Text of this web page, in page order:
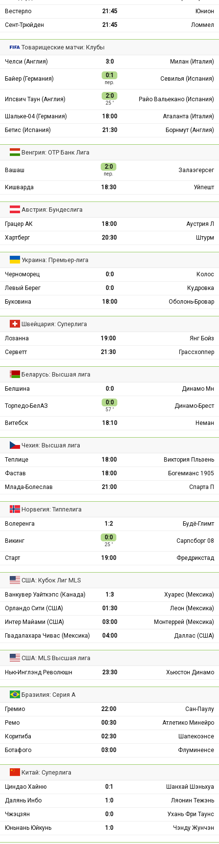
Вестерло
21:45
Юнион
Сент-Трюйден
21:45 Ломмел
Товарищеские матчи: Клубы
Челси (Англия) 3:0 Милан (Италия)
Байер (Германия) 0:1
пер.
Севилья (Испания)
Ипсвич Таун (Англия) 2:0
25 ′
Райо Вальекано (Испания)
Шальке-04 (Германия) 18:00
Аталанта (Италия)
Бетис (Испания)
21:30 Борнмут (Англия)
Венгрия: ОТР Банк Лига
Вашаш 2:0
пер.
Залаэгерсег
Кишварда 18:30 Уйпешт
Австрия: Бундеслига
Грацер АК 18:00
Аустрия Л
Хартберг
20:30 Штурм
Украина: Премьер-лига
Черноморец 0:0
Колос
Левый Берег
0:0
Кудровка
Буковина
18:00 Оболонь-Бровар
Швейцария: Суперлига
Лозанна 19:00
Янг Бойз
Серветт
21:30 Грассхоппер
Беларусь: Высшая лига
Белшина 0:0 Динамо Мн
Торпедо-БелАЗ 0:0
57 ′
Динамо-Брест
Витебск 18:10 Неман
Чехия: Высшая лига
Теплице 18:00
Виктория Пльзень
Фастав
18:00
Богемианс 1905
Млада-Болеслав
21:00 Спарта П
Норвегия: Типпелига
Волеренга 1:2 Будё-Глимт
Викинг 0:0
25 ′
Сарпсборг 08
Старт 19:00 Фредрикстад
США: Кубок Лиг MLS
Ванкувер Уайткэпс (Канада) 1:3
Хуарес (Мексика)
Орландо Сити (США)
01:30
Леон (Мексика)
Интер Майами (США)
03:00
Монтеррей (Мексика)
Гвадалахара Чивас (Мексика)
04:00 Даллас (США)
США: MLS Высшая лига
Нью-Инглэнд Революшн 23:30 Хьюстон Динамо
Бразилия: Серия А
Гремио 22:00
Сан-Паулу
Ремо
00:30
Атлетико Минейро
Коритиба
02:30
Шапекоэнсе
Ботафого
03:00 Флуминенсе
Китай: Суперлига
Циндао Хайню 0:1
Шанхай Шэньхуа
Далянь Инбо
1:0
Ляонин Тежэнь
Чжэцзян
0:0
Ухань Фри Таунс
Юньнань Юйкунь
1:0 Чэнду Жунчэн